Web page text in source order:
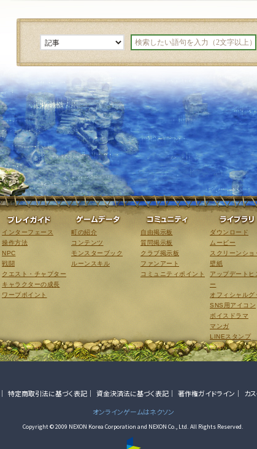
ゲーム紹介 プレイガイド
インターフェース
操作方法
NPC
戦闘
クエスト・チャプター
キャラクターの成長
ワープポイント
ゲームデータ
町の紹介
コンテンツ
モンスターブック
ルーンスキル
コミュニ
自由掲示板
質問掲示板
クラブ掲示板
ファンアート
コミュニティポイント
ダウンロード
ムービー
スクリーンショ
壁紙
アップデートヒ
ー
オフィシャルグ
SNS用アイコン
ボイスドラマ
マンガ
LINEスタンプ
特定商取引法に基づく表記 資金決済法に基づく表記 著作権ガイドライン カ
オンラインゲームはネクソン
Copyright © 2009 NEXON Korea Corporation and NEXON Co., Ltd. All Rights Reserved.